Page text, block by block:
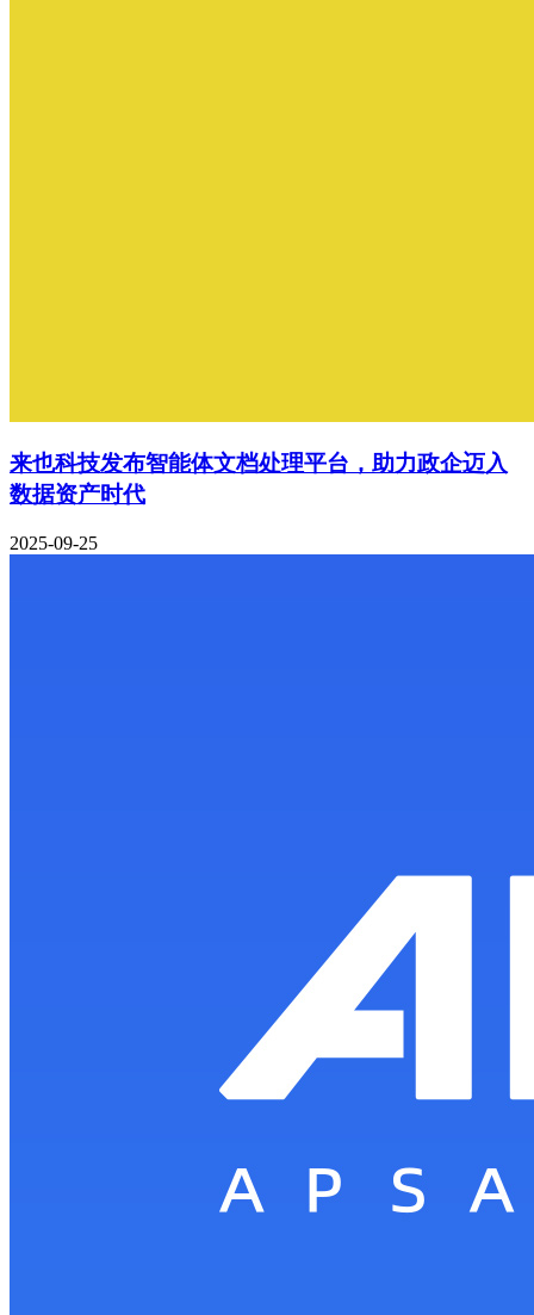
来也科技发布智能体文档处理平台，助力政企迈入
数据资产时代
2025-09-25